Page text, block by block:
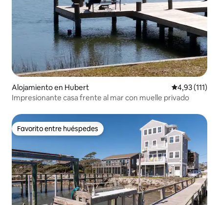
Alojamiento en Hubert Calificación
4,93 (111)
Impresionante casa frente al mar con muelle privado
Favorito entre huéspedes
Favorito entre huéspedes